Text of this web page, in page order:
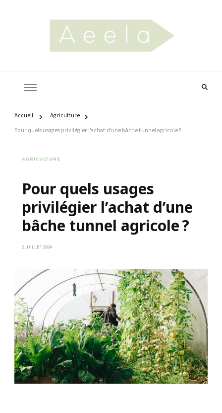
Accueil
Agriculture
Pour quels usages privilégier l’achat d’une bâche tunnel agricole ?
AGRICULTURE
Pour quels usages
privilégier l’achat d’une
bâche tunnel agricole ?
2 JUILLET 2024